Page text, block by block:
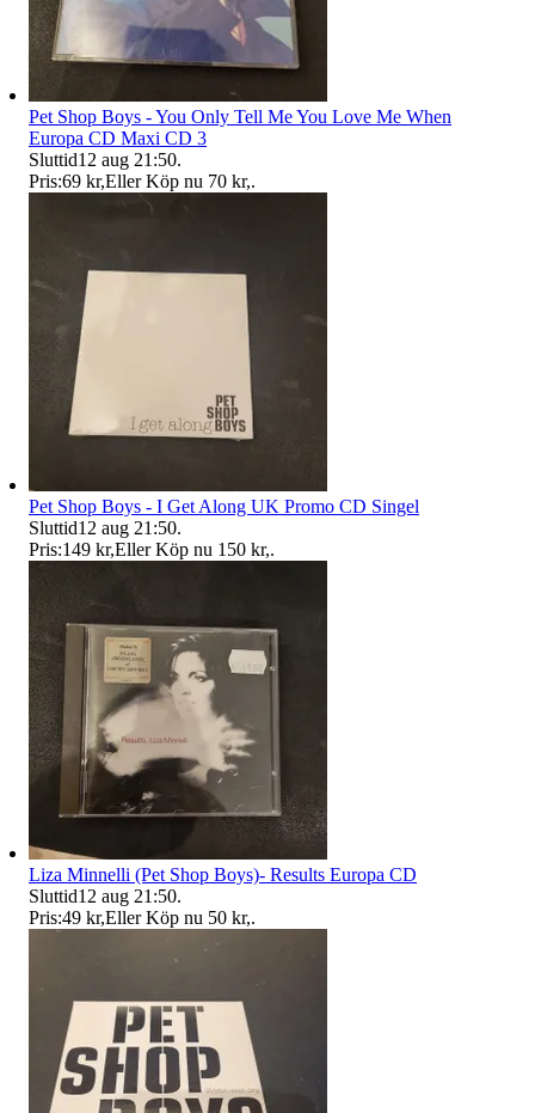
Pet Shop Boys - You Only Tell Me You Love Me When
Europa CD Maxi CD 3
Sluttid12 aug 21:50.
Pris:69 kr,Eller Köp nu 70 kr,.
Pet Shop Boys - I Get Along UK Promo CD Singel
Sluttid12 aug 21:50.
Pris:149 kr,Eller Köp nu 150 kr,.
Liza Minnelli (Pet Shop Boys)- Results Europa CD
Sluttid12 aug 21:50.
Pris:49 kr,Eller Köp nu 50 kr,.